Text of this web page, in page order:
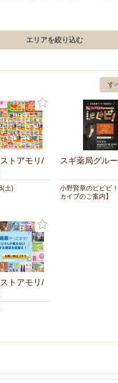
エリアを絞り込む
す
トアモリ/
土)
スギ薬局グル
小野賢章のビビビ
カイブのご案内】
トアモリ/